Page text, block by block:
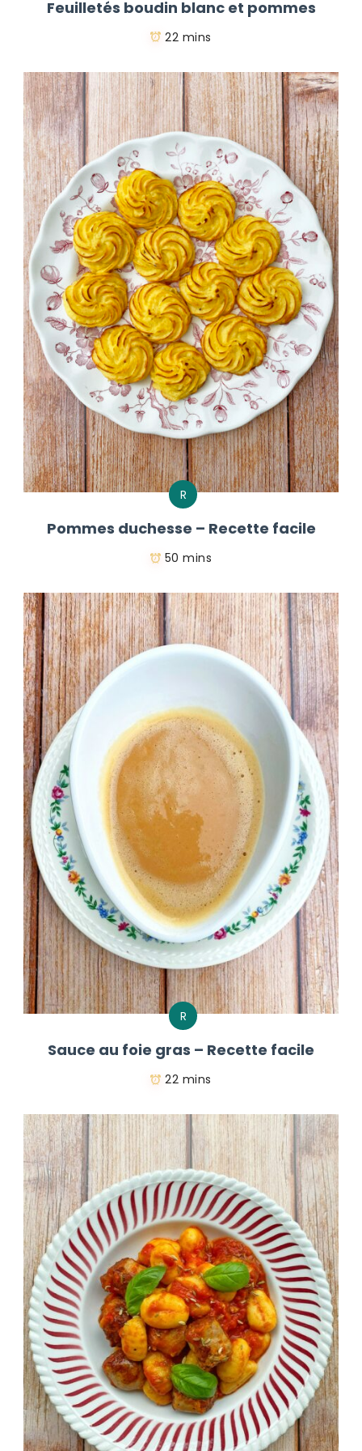
Feuilletés boudin blanc et pommes
22 mins
R
Pommes duchesse – Recette facile
50 mins
R
Sauce au foie gras – Recette facile
22 mins